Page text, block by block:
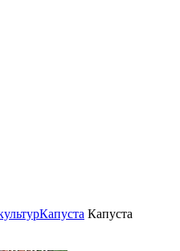
Капуста Капуста